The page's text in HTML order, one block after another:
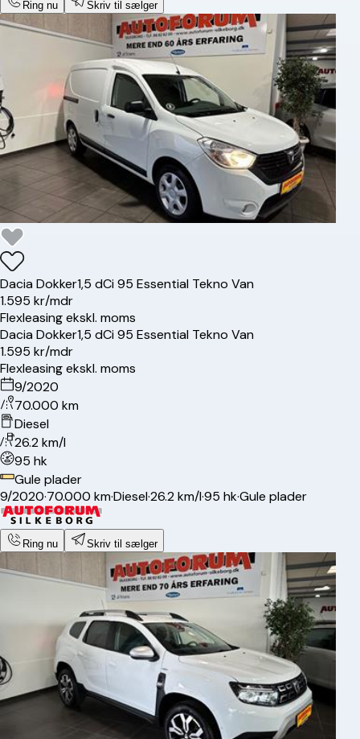
Ring nu Skriv til sælger
DaciaDokker1,5 dCi 95 Essential Tekno Van
1.595 kr/mdr
Flexleasing ekskl. moms
DaciaDokker1,5 dCi 95 Essential Tekno Van
1.595 kr/mdr
Flexleasing ekskl. moms
9/2020
70.000 km
Diesel
26.2 km/l
95 hk
Gule plader
9/2020·70.000 km·Diesel·26.2 km/l·95 hk·Gule plader
Ring nu Skriv til sælger